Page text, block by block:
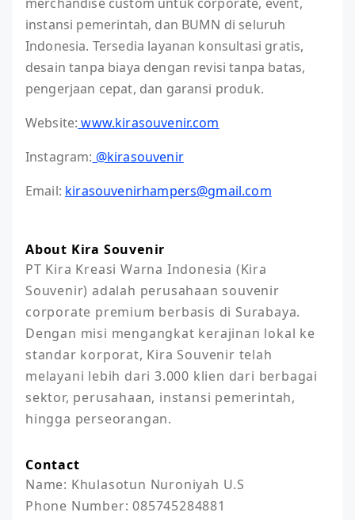
instansi pemerintah, dan BUMN di seluruh
Indonesia. Tersedia layanan konsultasi gratis,
desain tanpa biaya dengan revisi tanpa batas,
pengerjaan cepat, dan garansi produk.
Website: www.kirasouvenir.com
Instagram: @kirasouvenir
Email: kirasouvenirhampers@gmail.com
About Kira Souvenir
PT Kira Kreasi Warna Indonesia (Kira
Souvenir) adalah perusahaan souvenir
corporate premium berbasis di Surabaya.
Dengan misi mengangkat kerajinan lokal ke
standar korporat, Kira Souvenir telah
melayani lebih dari 3.000 klien dari berbagai
sektor, perusahaan, instansi pemerintah,
hingga perseorangan.
Contact
Name: Khulasotun Nuroniyah U.S
Phone Number: 085745284881